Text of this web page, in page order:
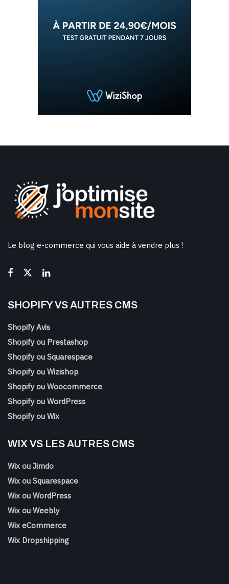
Le blog e-commerce qui vous aide à vendre plus !
SHOPIFY VS AUTRES CMS
Shopify Avis
Shopify ou Prestashop
Shopify ou Squarespace
Shopify ou Wizishop
Shopify ou Woocommerce
Shopify ou WordPress
Shopify ou Wix
WIX VS LES AUTRES CMS
Wix ou Jimdo
Wix ou Squarespace
Wix ou WordPress
Wix ou Weebly
Wix eCommerce
Wix Dropshipping